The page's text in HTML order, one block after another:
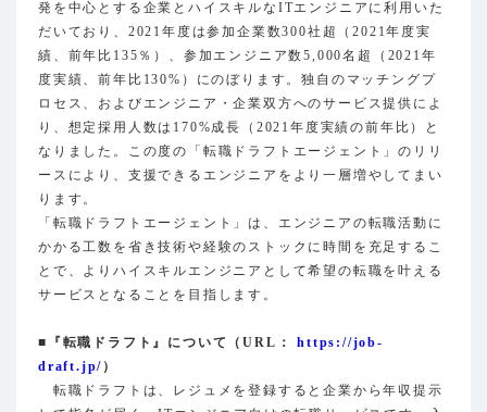
発を中心とする企業とハイスキルなITエンジニアに利用いた
だいており、2021年度は参加企業数300社超（2021年度実
績、前年比135％）、参加エンジニア数5,000名超（2021年
度実績、前年比130%）にのぼります。独自のマッチングプ
ロセス、およびエンジニア・企業双方へのサービス提供によ
り、想定採用人数は170%成長（2021年度実績の前年比）と
なりました。この度の「転職ドラフトエージェント」のリリ
ースにより、支援できるエンジニアをより一層増やしてまい
ります。
「転職ドラフトエージェント」は、エンジニアの転職活動に
かかる工数を省き技術や経験のストックに時間を充足するこ
とで、よりハイスキルエンジニアとして希望の転職を叶える
サービスとなることを目指します。
■『転職ドラフト』について（URL：https://job-
draft.jp/ ）
転職ドラフトは、レジュメを登録すると企業から年収提示